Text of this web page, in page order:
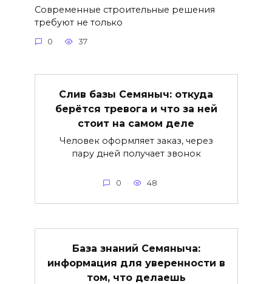
Современные строительные решения
требуют не только
0 37
Слив базы Семяныч: откуда
берётся тревога и что за ней
стоит на самом деле
Человек оформляет заказ, через
пару дней получает звонок
0 48
База знаний Семяныча:
информация для уверенности в
том, что делаешь